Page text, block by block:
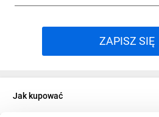
ZAPISZ SIĘ
Jak kupować